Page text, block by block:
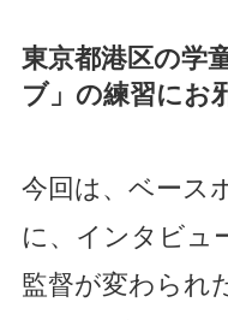
東京都港区の学
ブ」の練習にお
今回は、ベース
に、インタビュ
監督が変わられ